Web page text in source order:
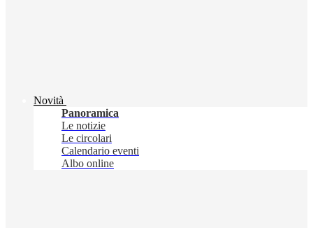
Novità
Panoramica
Le notizie
Le circolari
Calendario eventi
Albo online